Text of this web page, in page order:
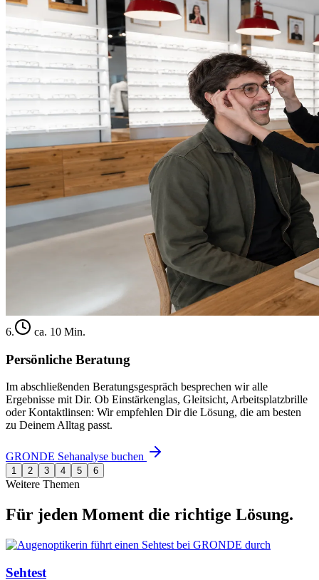
6. ca. 10 Min.
Persönliche Beratung
Im abschließenden Beratungsgespräch besprechen wir alle
Ergebnisse mit Dir. Ob Einstärkenglas, Gleitsicht, Arbeitsplatzbrille
oder Kontaktlinsen: Wir empfehlen Dir die Lösung, die am besten
zu Deinem Alltag passt.
GRONDE Sehanalyse buchen
1 2 3 4 5 6
Weitere Themen
Für jeden Moment die richtige Lösung.
Sehtest